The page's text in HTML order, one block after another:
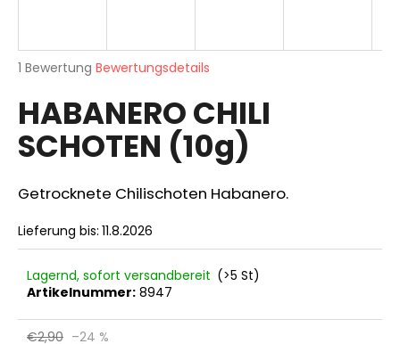
Die
Produktbewertung
ist
5,0
von
Sternen.
1 Bewertung Bewertungsdetails
HABANERO CHILI
SCHOTEN (10g)
Getrocknete Chilischoten Habanero.
Lieferung bis: 11.8.2026
Lagernd, sofort versandbereit (>5 St)
Artikelnummer: 8947
€2,90 –24 %
SUCHEN
W
i
r
e
m
p
e
h
l